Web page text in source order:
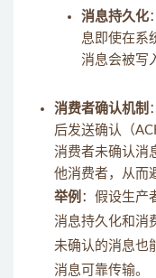
消息持久化
息即使在系
消息会被写
消费者确认机制
后发送确认（
消费者未确认消
他消费者，从而
举例 ：假设生产
消息持久化和消
未确认的消息也
消息可靠传输。